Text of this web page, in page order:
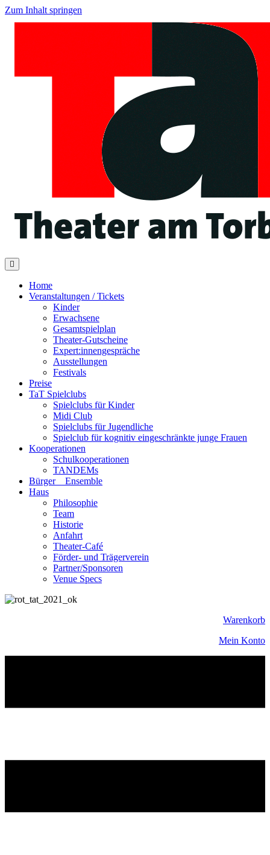
Zum Inhalt springen
Home
Veranstaltungen / Tickets
Kinder
Erwachsene
Gesamtspielplan
Theater-Gutscheine
Expert:innengespräche
Ausstellungen
Festivals
Preise
TaT Spielclubs
Spielclubs für Kinder
Midi Club
Spielclubs für Jugendliche
Spielclub für kognitiv eingeschränkte junge Frauen
Kooperationen
Schulkooperationen
TANDEMs
Bürger__Ensemble
Haus
Philosophie
Team
Historie
Anfahrt
Theater-Café
Förder- und Trägerverein
Partner/Sponsoren
Venue Specs
Warenkorb
Mein Konto